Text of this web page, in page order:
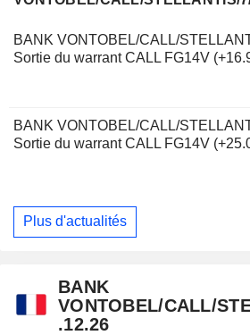
BANK VONTOBEL/CALL/
Sortie du warrant CALL FG14V
BANK VONTOBEL/CALL/
Sortie du warrant CALL FG14V
Plus d'actualités
BANK
VONTOBEL/CALL/
.12.26